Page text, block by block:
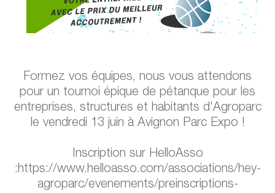
Formez vos équipes, nous vous attendons
pour un tournoi épique de pétanque pour les
entreprises, structures et habitants d'Agroparc
le vendredi 13 juin à Avignon Parc Expo !
Inscription sur HelloAsso
:https://www.helloasso.com/associations/hey-
agroparc/evenements/preinscriptions-